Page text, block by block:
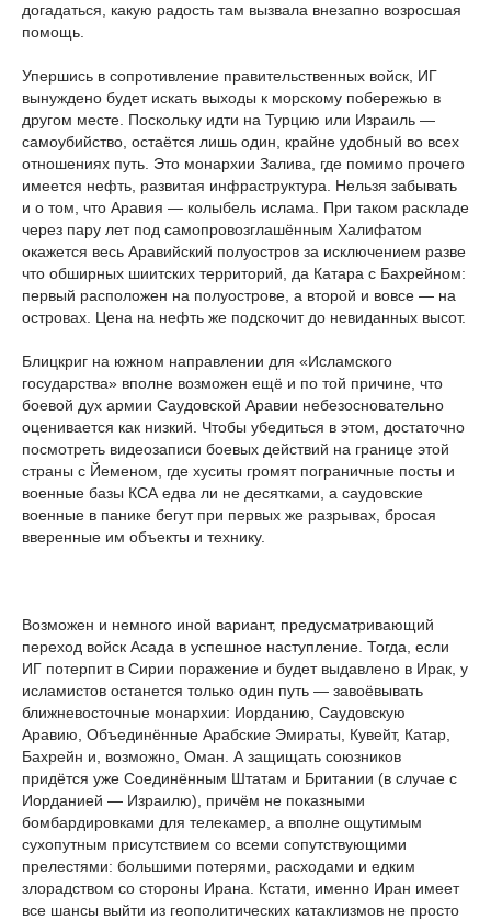
догадаться, какую радость там вызвала внезапно возросшая
помощь.
Упершись в сопротивление правительственных войск, ИГ
вынуждено будет искать выходы к морскому побережью в
другом месте. Поскольку идти на Турцию или Израиль —
самоубийство, остаётся лишь один, крайне удобный во всех
отношениях путь. Это монархии Залива, где помимо прочего
имеется нефть, развитая инфраструктура. Нельзя забывать
и о том, что Аравия — колыбель ислама. При таком раскладе
через пару лет под самопровозглашённым Халифатом
окажется весь Аравийский полуостров за исключением разве
что обширных шиитских территорий, да Катара с Бахрейном:
первый расположен на полуострове, а второй и вовсе — на
островах. Цена на нефть же подскочит до невиданных высот.
Блицкриг на южном направлении для «Исламского
государства» вполне возможен ещё и по той причине, что
боевой дух армии Саудовской Аравии небезосновательно
оценивается как низкий. Чтобы убедиться в этом, достаточно
посмотреть видеозаписи боевых действий на границе этой
страны с Йеменом, где хуситы громят пограничные посты и
военные базы КСА едва ли не десятками, а саудовские
военные в панике бегут при первых же разрывах, бросая
вверенные им объекты и технику.
Возможен и немного иной вариант, предусматривающий
переход войск Асада в успешное наступление. Тогда, если
ИГ потерпит в Сирии поражение и будет выдавлено в Ирак, у
исламистов останется только один путь — завоёвывать
ближневосточные монархии: Иорданию, Саудовскую
Аравию, Объединённые Арабские Эмираты, Кувейт, Катар,
Бахрейн и, возможно, Оман. А защищать союзников
придётся уже Соединённым Штатам и Британии (в случае с
Иорданией — Израилю), причём не показными
бомбардировками для телекамер, а вполне ощутимым
сухопутным присутствием со всеми сопутствующими
прелестями: большими потерями, расходами и едким
злорадством со стороны Ирана. Кстати, именно Иран имеет
все шансы выйти из геополитических катаклизмов не просто